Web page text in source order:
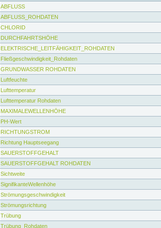
ABFLUSS
ABFLUSS_ROHDATEN
CHLORID
DURCHFAHRTSHÖHE
ELEKTRISCHE_LEITFÄHIGKEIT_ROHDATEN
Fließgeschwindigkeit_Rohdaten
GRUNDWASSER ROHDATEN
Luftfeuchte
Lufttemperatur
Lufttemperatur Rohdaten
MAXIMALEWELLENHÖHE
PH-Wert
RICHTUNGSTROM
Richtung Hauptseegang
SAUERSTOFFGEHALT
SAUERSTOFFGEHALT ROHDATEN
Sichtweite
SignifikanteWellenhöhe
Strömungsgeschwindigkeit
Strömungsrichtung
Trübung
Trübung_Rohdaten